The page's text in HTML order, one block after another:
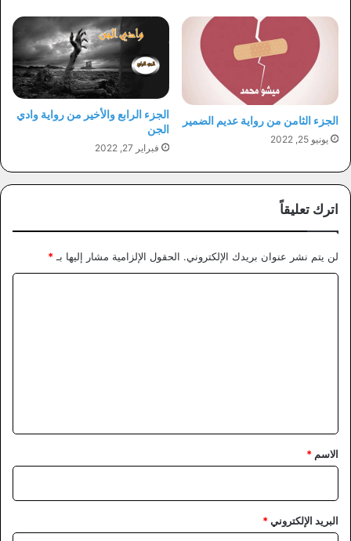
الجزء الثامن من رواية عديم الضمير
يونيو 25, 2022
الجزء الرابع والأخير من رواية وادي
الجن
فبراير 27, 2022
اترك تعليقاً
لن يتم نشر عنوان بريدك الإلكتروني. الحقول الإلزامية مشار إليها بـ *
*
الاسم *
البريد الإلكتروني*